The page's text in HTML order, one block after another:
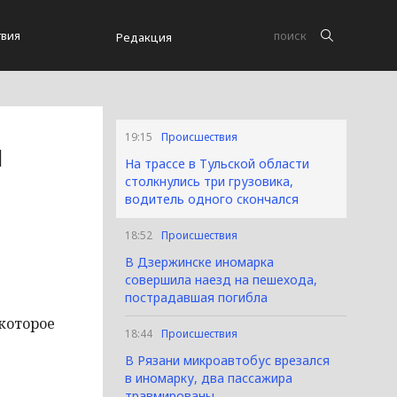
Редакция
19:15 Происшествия
На трассе в Тульской области
столкнулись три грузовика,
водитель одного скончался
18:52 Происшествия
В Дзержинске иномарка
совершила наезд на пешехода,
пострадавшая погибла
18:44 Происшествия
В Рязани микроавтобус врезался
в иномарку, два пассажира